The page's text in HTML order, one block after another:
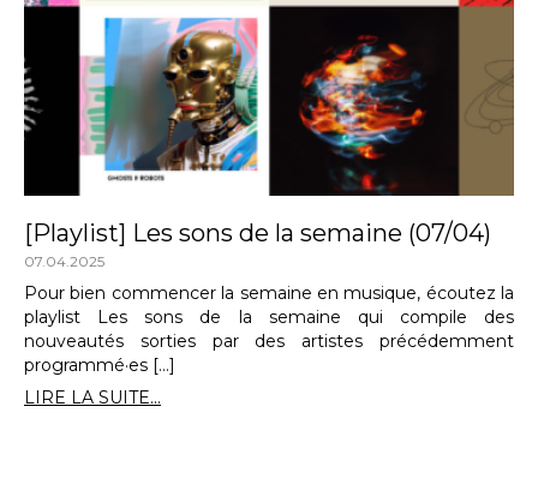
[Playlist] Les sons de la semaine (07/04)
07.04.2025
Pour bien commencer la semaine en musique, écoutez la
playlist Les sons de la semaine qui compile des
nouveautés sorties par des artistes précédemment
programmé·es […]
LIRE LA SUITE...